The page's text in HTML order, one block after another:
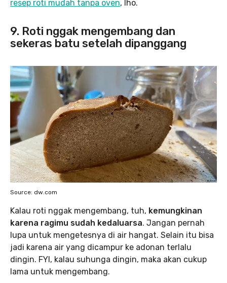
resep roti mudah tanpa oven, lho.
9. Roti nggak mengembang dan
sekeras batu setelah dipanggang
Source: dw.com
Kalau roti nggak mengembang, tuh, kemungkinan
karena ragimu sudah kedaluarsa. Jangan pernah
lupa untuk mengetesnya di air hangat. Selain itu bisa
jadi karena air yang dicampur ke adonan terlalu
dingin. FYI, kalau suhunga dingin, maka akan cukup
lama untuk mengembang.